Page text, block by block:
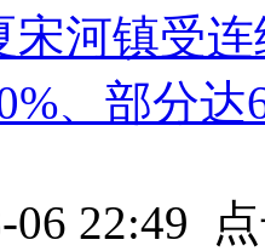
宋河镇受
、部分达
06 22:49